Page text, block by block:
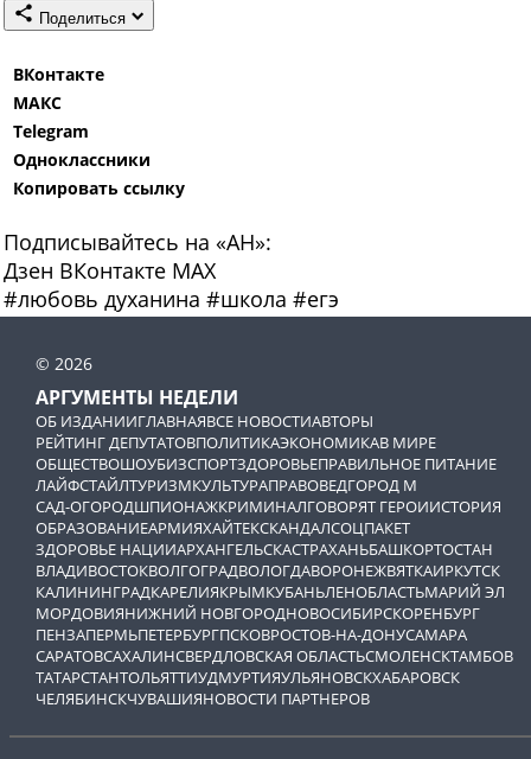
Поделиться
ВКонтакте
МАКС
Telegram
Одноклассники
Копировать ссылку
Подписывайтесь на «АН»:
Дзен ВКонтакте МАХ
#любовь духанина #школа #егэ
© 2026
АРГУМЕНТЫ НЕДЕЛИ
ОБ ИЗДАНИИГЛАВНАЯВСЕ НОВОСТИАВТОРЫ
РЕЙТИНГ ДЕПУТАТОВПОЛИТИКАЭКОНОМИКАВ МИРЕ
ОБЩЕСТВОШОУБИЗСПОРТЗДОРОВЬЕПРАВИЛЬНОЕ ПИТАНИЕ
ЛАЙФСТАЙЛТУРИЗМКУЛЬТУРАПРАВОВЕДГОРОД М
САД-ОГОРОДШПИОНАЖКРИМИНАЛГОВОРЯТ ГЕРОИИСТОРИЯ
ОБРАЗОВАНИЕАРМИЯХАЙТЕКСКАНДАЛСОЦПАКЕТ
ЗДОРОВЬЕ НАЦИИАРХАНГЕЛЬСКАСТРАХАНЬБАШКОРТОСТАН
ВЛАДИВОСТОКВОЛГОГРАДВОЛОГДАВОРОНЕЖВЯТКАИРКУТСК
КАЛИНИНГРАДКАРЕЛИЯКРЫМКУБАНЬЛЕНОБЛАСТЬМАРИЙ ЭЛ
МОРДОВИЯНИЖНИЙ НОВГОРОДНОВОСИБИРСКОРЕНБУРГ
ПЕНЗАПЕРМЬПЕТЕРБУРГПСКОВРОСТОВ-НА-ДОНУСАМАРА
САРАТОВСАХАЛИНСВЕРДЛОВСКАЯ ОБЛАСТЬСМОЛЕНСКТАМБОВ
ТАТАРСТАНТОЛЬЯТТИУДМУРТИЯУЛЬЯНОВСКХАБАРОВСК
ЧЕЛЯБИНСКЧУВАШИЯНОВОСТИ ПАРТНЕРОВ